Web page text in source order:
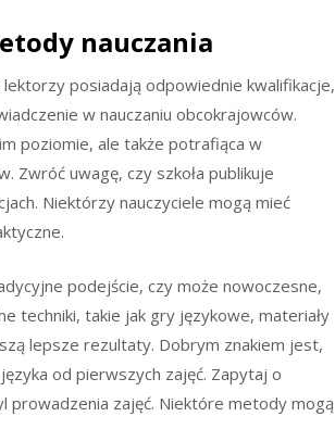
nauczania
posiadają odpowiednie kwalifikacje,
w nauczaniu obcokrajowców.
poziomie, ale także potrafiąca w
Zwróć uwagę, czy szkoła publikuje
Niektórzy nauczyciele mogą mieć
podejście, czy może nowoczesne,
techniki, takie jak gry językowe, materiały
lepsze rezultaty. Dobrym znakiem jest,
od pierwszych zajęć. Zapytaj o
prowadzenia zajęć. Niektóre metody mogą